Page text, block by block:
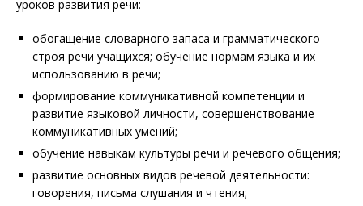
уроков развития речи:
обогащение словарного запаса и грамматического
строя речи учащихся; обучение нормам языка и их
использованию в речи;
формирование коммуникативной компетенции и
развитие языковой личности, совершенствование
коммуникативных умений;
обучение навыкам культуры речи и речевого общения;
развитие основных видов речевой деятельности:
говорения, письма слушания и чтения;